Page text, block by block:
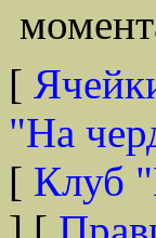
[
"На
[ Клуб